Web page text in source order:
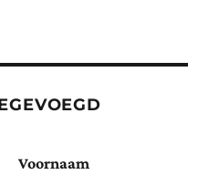
Voornaam